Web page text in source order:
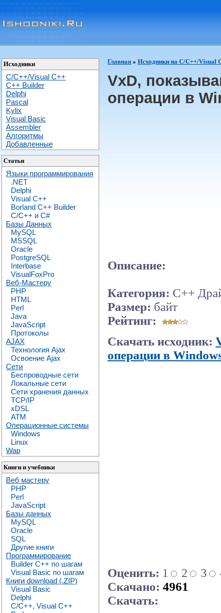
Исходники
C/C++/Visual C++
С++ Builder
Delphi
Pascal
Kylix
Visual Basic
Assembler
Алгоритмы
Добавленные
Статьи
Языки программирования
.NET
Delphi
Visual C++
Borland C++ Builder
C/С++ и C#
Базы Данных
MySQL
MSSQL
Oracle
PostgreSQL
Interbase
VisualFoxPro
Веб-Мастеру
PHP
HTML
Perl
Java
JavaScript
Протоколы
AJAX
Технология Ajax
Освоение Ajax
Сети
Беспроводные сети
Локальные сети
Сети хранения данных
TCP/IP
xDSL
ATM
Операционные системы
Windows
Linux
Wap
Книги и учебники
Веб мастеру
PHP
Perl
JavaScript
Базы данных
MySQL
Oracle
SQL
Другие книги
Программирование
Builder C++ по шагам
Visual Basic по шагам
Книги download (.ZIP)
Visual Basic
Delphi
C/C++, Visual C++
Главная » Исходники на C/C++/Visual
VxD,
операции в
Описание:
Категория: C++
Размер: байт
Рейтинг:
Скачать исходник:
операции в
Оценить: 1 2 3
Скачано: 4961
Скачать: